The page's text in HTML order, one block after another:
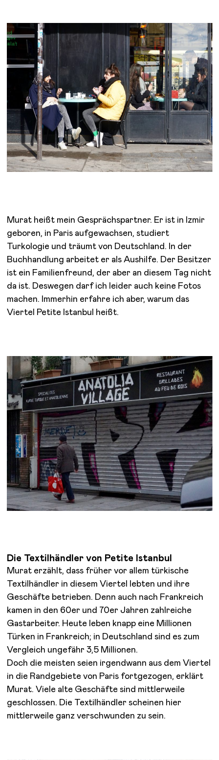
Murat heißt mein Gesprächspartner. Er ist in Izmir
geboren, in Paris aufgewachsen, studiert
Turkologie und träumt von Deutschland. In der
Buchhandlung arbeitet er als Aushilfe. Der Besitzer
ist ein Familienfreund, der aber an diesem Tag nicht
da ist. Deswegen darf ich leider auch keine Fotos
machen. Immerhin erfahre ich aber, warum das
Viertel Petite Istanbul heißt.
Die Textilhändler von Petite Istanbul
Murat erzählt, dass früher vor allem türkische
Textilhändler in diesem Viertel lebten und ihre
Geschäfte betrieben. Denn auch nach Frankreich
kamen in den 60er und 70er Jahren zahlreiche
Gastarbeiter. Heute leben knapp eine Millionen
Türken in Frankreich; in Deutschland sind es zum
Vergleich ungefähr 3,5 Millionen.
Doch die meisten seien irgendwann aus dem Viertel
in die Randgebiete von Paris fortgezogen, erklärt
Murat. Viele alte Geschäfte sind mittlerweile
geschlossen. Die Textilhändler scheinen hier
mittlerweile ganz verschwunden zu sein.